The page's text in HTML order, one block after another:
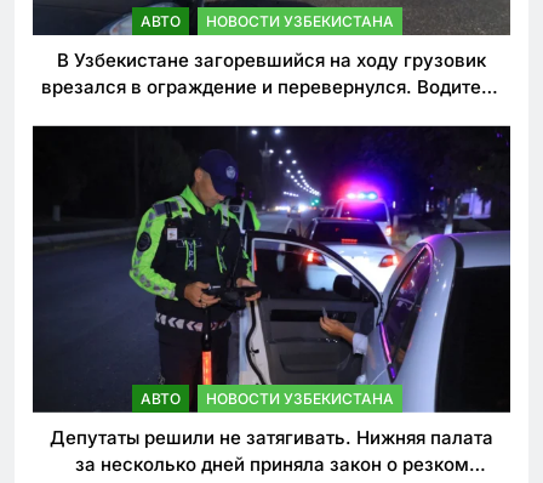
АВТО НОВОСТИ УЗБЕКИСТАНА
В Узбекистане загоревшийся на ходу грузовик
врезался в ограждение и перевернулся. Водитель
АВТО НОВОСТИ УЗБЕКИСТАНА
Депутаты решили не затягивать. Нижняя палата
за несколько дней приняла закон о резком